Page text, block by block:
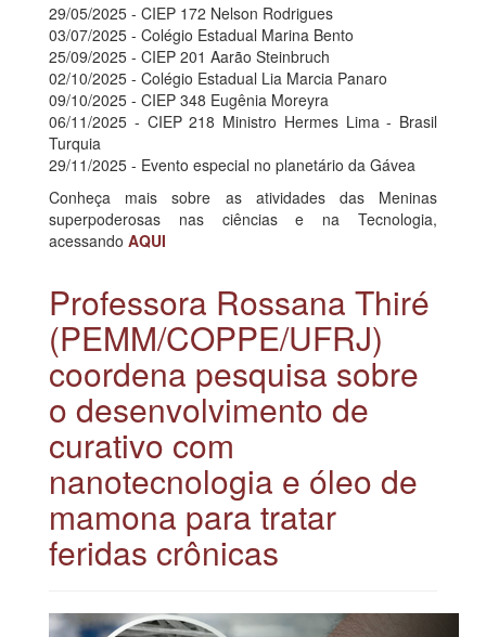
29/05/2025 - CIEP 172 Nelson Rodrigues
03/07/2025 - Colégio Estadual Marina Bento
25/09/2025 - CIEP 201 Aarão Steinbruch
02/10/2025 - Colégio Estadual Lia Marcia Panaro
09/10/2025 - CIEP 348 Eugênia Moreyra
06/11/2025 - CIEP 218 Ministro Hermes Lima - Brasil
Turquia
29/11/2025 - Evento especial no planetário da Gávea
Conheça mais sobre as atividades das Meninas
superpoderosas nas ciências e na Tecnologia,
acessando AQUI
Professora Rossana Thiré
(PEMM/COPPE/UFRJ)
coordena pesquisa sobre
o desenvolvimento de
curativo com
nanotecnologia e óleo de
mamona para tratar
feridas crônicas